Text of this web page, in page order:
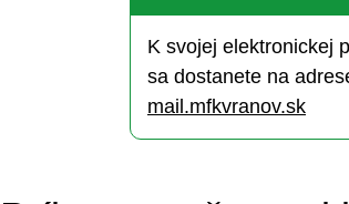
K svojej elektronickej
sa dostanete na
mail.mfkvranov.sk